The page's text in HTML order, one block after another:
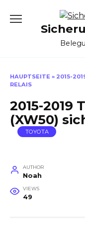
HAUPTSEITE » 2015-
RELAIS
2015-2019
(XW50)
TOYOTA
AUTHOR
Noah
VIEWS
49